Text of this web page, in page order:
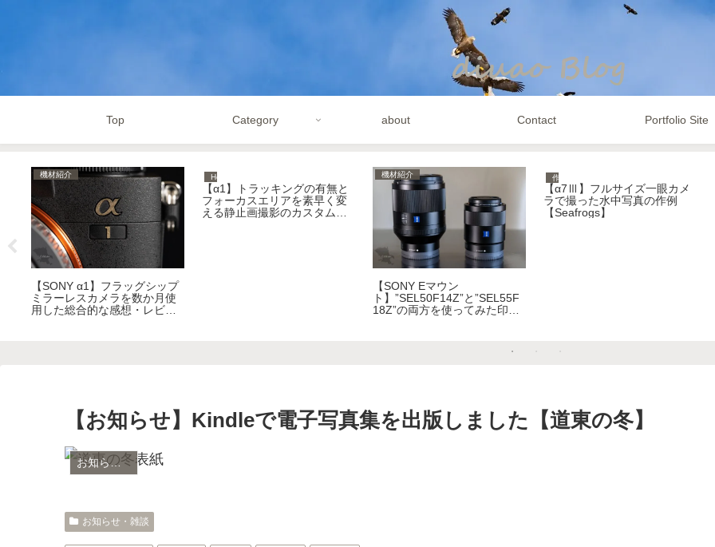
Top Category about Contact Portfolio Site
機材紹介
【SONY α1】フラッグシップ
ミラーレスカメラを数か月使
用した総合的な感想・レビュ
How to
【α1】トラッキングの有無と
フォーカスエリアを素早く変
える静止画撮影のカスタム設
機材紹介
【SONY Eマウン
ト】”SEL50F14Z”と”SEL55F
18Z”の両方を使ってみた印象
作例
【α7Ⅲ】フルサイズ一眼カメ
ラで撮った水中写真の作例
【Seafrogs】
【お知らせ】Kindleで電子写真集を出版しました【道東の冬】
お知らせ・雑談
お知らせ・雑談